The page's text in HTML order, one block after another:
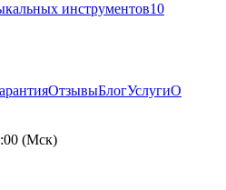
инструментов10
ОтзывыБлогУслугиО
(Мск)